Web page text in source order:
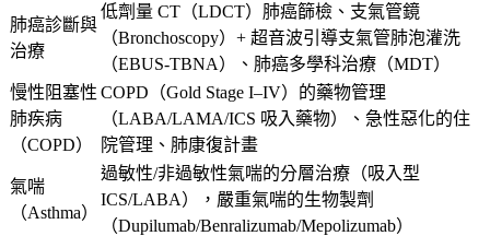
肺癌診斷與
治療
低劑量 CT（LDCT）肺癌篩檢、支氣管鏡
（Bronchoscopy）+ 超音波引導支氣管肺泡灌洗
（EBUS-TBNA）、肺癌多學科治療（MDT）
慢性阻塞性
肺疾病
（COPD）
COPD（Gold Stage I–IV）的藥物管理
（LABA/LAMA/ICS 吸入藥物）、急性惡化的住
院管理、肺康復計畫
氣喘
（Asthma）
過敏性/非過敏性氣喘的分層治療（吸入型
ICS/LABA），嚴重氣喘的生物製劑
（Dupilumab/Benralizumab/Mepolizumab）